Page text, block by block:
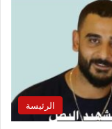
الرئيسة